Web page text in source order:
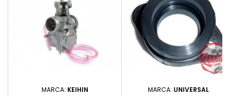
MARCA: KEIHIN MARCA: UNIVERSAL